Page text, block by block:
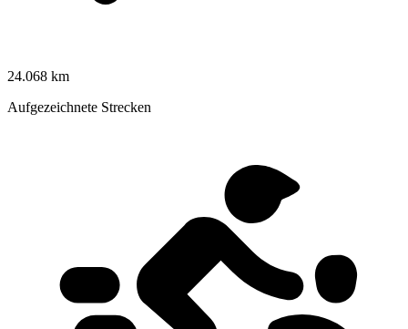
24.068 km
Aufgezeichnete Strecken